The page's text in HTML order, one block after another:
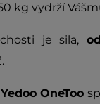
kg vydrží
je sila,
OneToo